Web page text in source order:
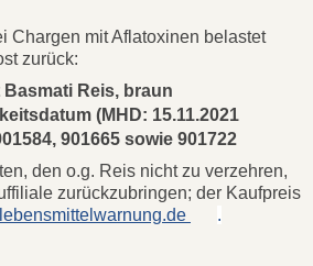
Chargen mit Aflatoxinen belastet
zurück:
Reis, braun
(MHD: 15.11.2021
901665 sowie 901722
den o.g. Reis nicht zu verzehren,
zurückzubringen; der Kaufpreis
lebensmittelwarnung.de .